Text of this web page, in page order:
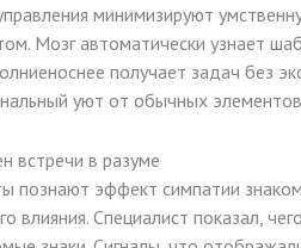
минимизируют
Мозг автоматически узнает
получает задач без
уют от обычных
встречи в разуме
познают эффект симпатии
влияния. Специалист показал,